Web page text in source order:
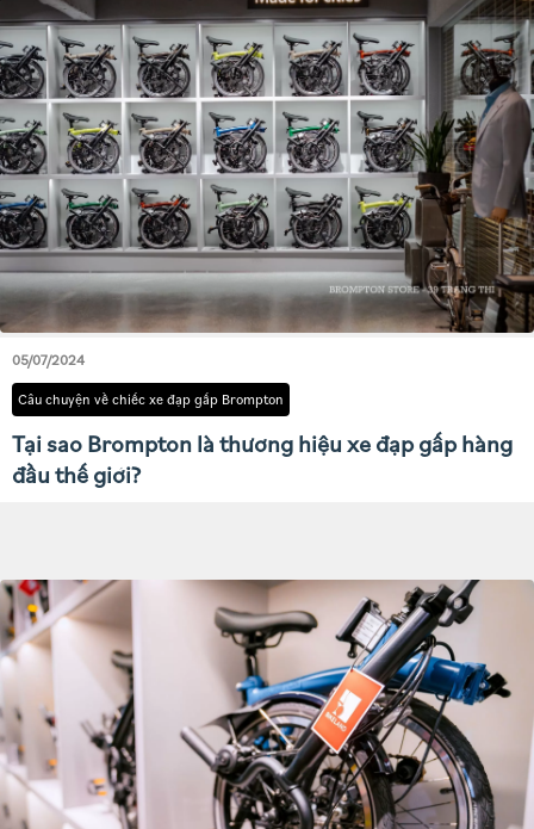
05/07/2024
Câu chuyện về chiếc xe đạp gấp Brompton
Tại sao Brompton là thương hiệu xe đạp gấp hàng
đầu thế giới?